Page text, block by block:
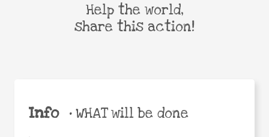
Info •WHAT will be done
Help the world,
share this action!